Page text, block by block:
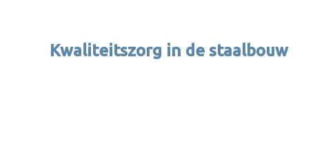
Kwaliteitszorg in de staalbouw